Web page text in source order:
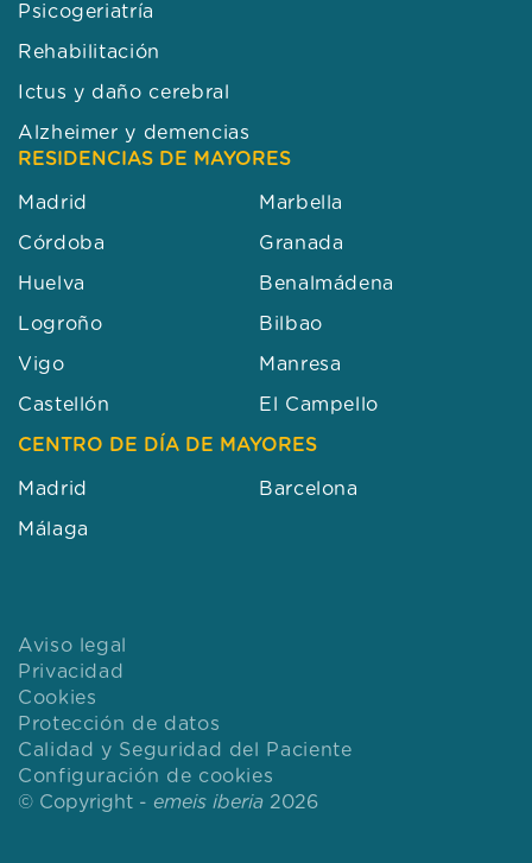
Psicogeriatría
Rehabilitación
Ictus y daño cerebral
Alzheimer y demencias
RESIDENCIAS DE MAYORES
Madrid Marbella
Córdoba Granada
Huelva Benalmádena
Logroño Bilbao
Vigo Manresa
Castellón El Campello
CENTRO DE DÍA DE MAYORES
Madrid Barcelona
Málaga
© Copyright - emeis iberia 2026
Aviso legal
Privacidad
Cookies
Protección de datos
Calidad y Seguridad del Paciente
Configuración de cookies